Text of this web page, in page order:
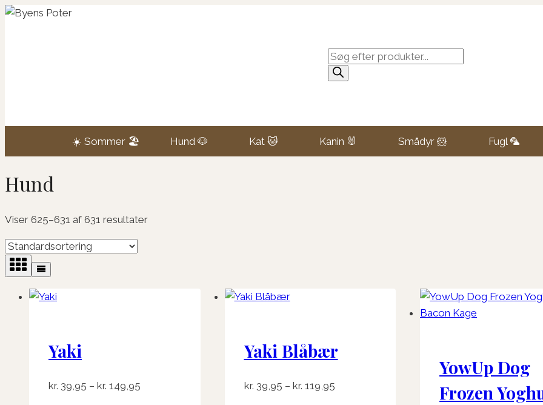
Fortsæt
Products
search
☀️ Sommer 🏖️ Hund 🐶 Kat 🐱 Kanin 🐰 Smådyr 🐹 Fugl 🦜
Hund
Viser 625–631 af 631 resultater
Yaki
kr. 39,95 – kr. 149,95
Yaki Blåbær
kr. 39,95 – kr. 119,95Prisinterval:
YowUp Dog
Frozen